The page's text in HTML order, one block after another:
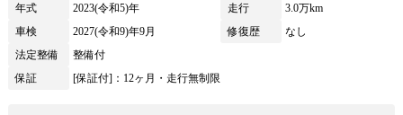
年式 2023(令和5)年 走行
3.0万km
車検
2027(令和9)年9月 修復歴
なし
法定整備
整備付
保証
[保証付]：12ヶ月・走行無制限